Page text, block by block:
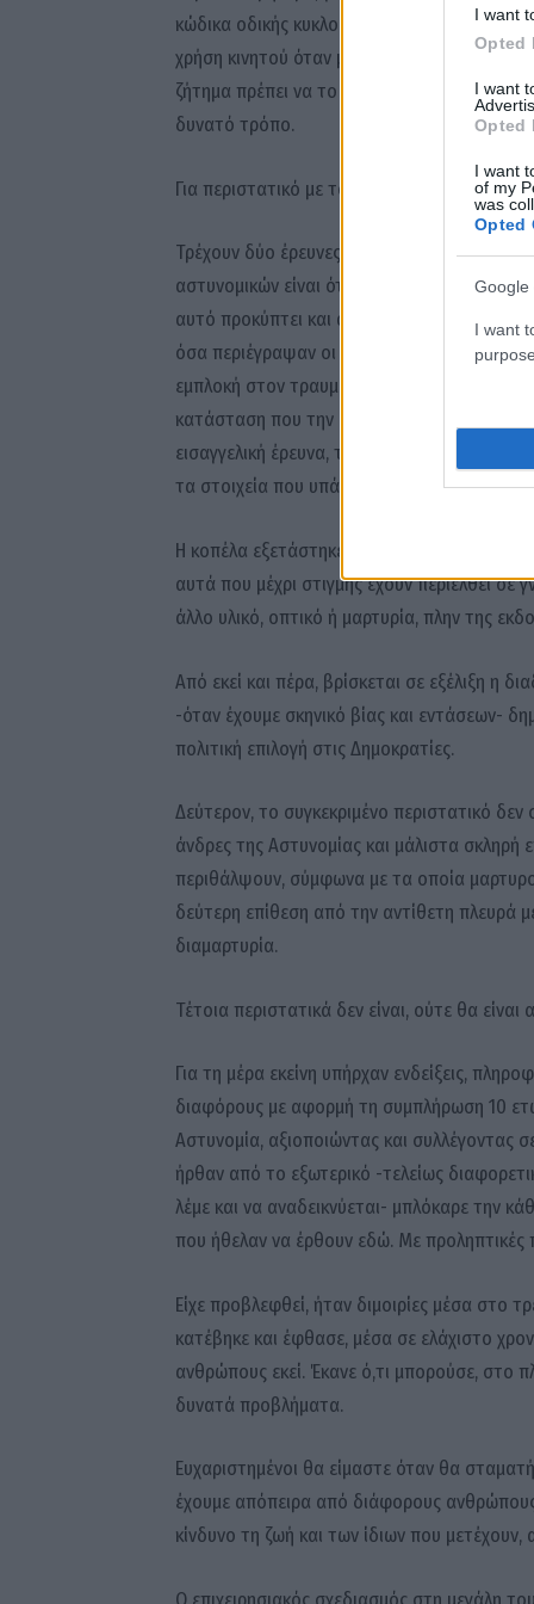
I want
Opted
I want
Opted
I want
of my
was
Opted
Google
I want
κώδικα οδικής κυκλοφορίας, είτε αυτό είναι
χρήση κινητού όταν μιλάς, δηλαδή αυτά που
ζήτημα πρέπει να το αντιμετωπίσουμε ο
δυνατό τρόπο.
Για περιστατικό με τον τραυματισμό
Τρέχουν δύο έρευνες που είναι σε εξέλιξη:
αστυνομικών είναι ότι δεν είχαν την
αυτό προκύπτει και από διάφορους άλλους
όσα περιέγραψαν οι άνδρες της ΕΛ.ΑΣ. που
εμπλοκή στον τραυματισμό της, ίσα-ίσα,
κατάσταση που την βρήκαν. Παράλληλα,
εισαγγελική έρευνα, την οποία διέταξε ο
τα στοιχεία που υπάρχουν.
Η κοπέλα εξετάστηκε και από ιατροδικαστή.
αυτά που μέχρι στιγμής έχουν περιέλθει
άλλο υλικό, οπτικό ή μαρτυρία, πλην της
Από εκεί και πέρα, βρίσκεται σε εξέλιξη η
-όταν έχουμε σκηνικό βίας και εντάσεων-
πολιτική επιλογή στις Δημοκρατίες.
Δεύτερον, το συγκεκριμένο περιστατικό δεν
άνδρες της Αστυνομίας και μάλιστα
περιθάλψουν, σύμφωνα με τα οποία
δεύτερη επίθεση από την αντίθετη πλευρά
διαμαρτυρία.
Τέτοια περιστατικά δεν είναι, ούτε θα
Για τη μέρα εκείνη υπήρχαν ενδείξεις,
διαφόρους με αφορμή τη συμπλήρωση 10
Αστυνομία, αξιοποιώντας και συλλέγοντας
ήρθαν από το εξωτερικό -τελείως
λέμε και να αναδεικνύεται- μπλόκαρε την
που ήθελαν να έρθουν εδώ. Με προληπτικές
Είχε προβλεφθεί, ήταν διμοιρίες μέσα στο
κατέβηκε και έφθασε, μέσα σε ελάχιστο
ανθρώπους εκεί. Έκανε ό,τι μπορούσε, στο
δυνατά προβλήματα.
Ευχαριστημένοι θα είμαστε όταν θα
έχουμε απόπειρα από διάφορους
κίνδυνο τη ζωή και των ίδιων που
Ο επιχειρησιακός σχεδιασμός στη μεγάλη